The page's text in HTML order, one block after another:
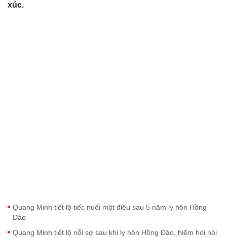
xúc.
Quang Minh tiết lộ tiếc nuối một điều sau 5 năm ly hôn Hồng
Đào
Quang Minh tiết lộ nỗi sợ sau khi ly hôn Hồng Đào, hiếm hoi nói